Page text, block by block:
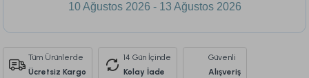
10 Ağustos 2026 - 13 Ağustos 2026
Tüm Ürünlerde
Ücretsiz Kargo
14 Gün İçinde
Kolay İade
Güvenli
Alışveriş